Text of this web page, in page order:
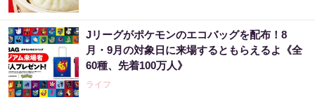
Jリーグがポケモンのエコバッグを配布！8
月・9月の対象日に来場するともらえるよ《全
60種、先着100万人》
ライフ